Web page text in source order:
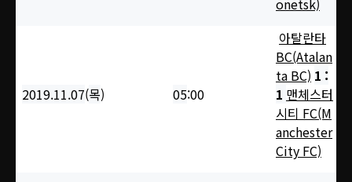
onetsk)
2019.11.07(목) 05:00
아탈란타
BC(Atalan
ta BC) 1 :
1 맨체스터
시티 FC(M
anchester
City FC)